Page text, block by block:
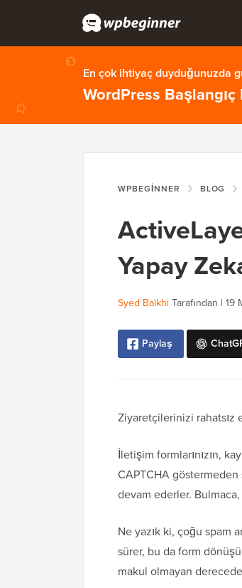
En çok ihtiyaç duyduğunuzda
WordPress Başlangıç
WPBEGINNER BLOG
Yapay
Syed BalkhiTarafından | 19
Paylaş
Ziyaretçilerinizi rahatsız
İletişim formlarınızın,
CAPTCHA
devam ederler.
Ne yazık ki, çoğu spam
sürer, bu da form
makul olmayan